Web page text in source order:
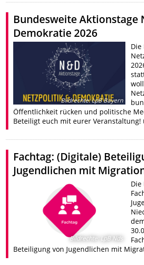
Bundesweite Aktionstage
Demokratie 2026
Bildrechte:LpB Bayern
Die
Öffentlichkeit rücken und politische
Beteiligt euch mit eurer Veranstaltung!
Fachtag: (Digitale)
Jugendlichen mit
Bildrechte: LpB Nds
Beteiligung von Jugendlichen mit